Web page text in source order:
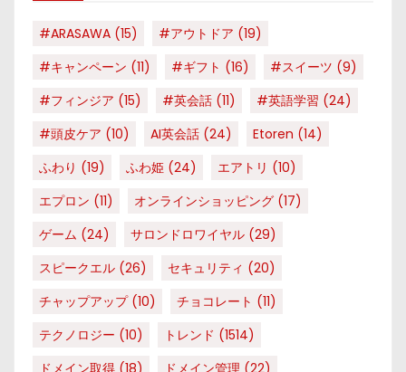
#ARASAWA (15) #アウトドア (19)
#キャンペーン (11) #ギフト (16) #スイーツ (9)
#フィンジア (15) #英会話 (11) #英語学習 (24)
#頭皮ケア (10) AI英会話 (24) Etoren (14)
ふわり (19) ふわ姫 (24) エアトリ (10)
エプロン (11) オンラインショッピング (17)
ゲーム (24) サロンドロワイヤル (29)
スピークエル (26) セキュリティ (20)
チャップアップ(10) チョコレート (11)
テクノロジー (10) トレンド (1514)
ドメイン取得 (18) ドメイン管理 (22)